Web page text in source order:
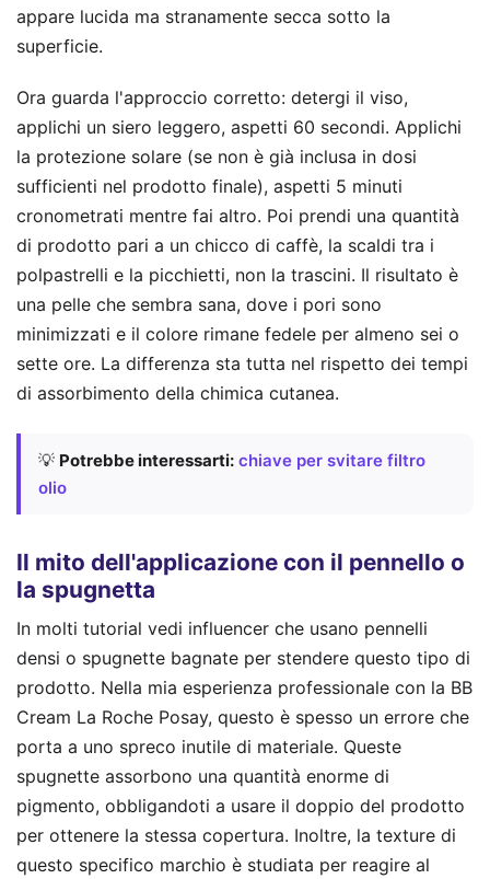
appare lucida ma stranamente secca sotto la
superficie.
Ora guarda l'approccio corretto: detergi il viso,
applichi un siero leggero, aspetti 60 secondi. Applichi
la protezione solare (se non è già inclusa in dosi
sufficienti nel prodotto finale), aspetti 5 minuti
cronometrati mentre fai altro. Poi prendi una quantità
di prodotto pari a un chicco di caffè, la scaldi tra i
polpastrelli e la picchietti, non la trascini. Il risultato è
una pelle che sembra sana, dove i pori sono
minimizzati e il colore rimane fedele per almeno sei o
sette ore. La differenza sta tutta nel rispetto dei tempi
di assorbimento della chimica cutanea.
💡 Potrebbe interessarti: chiave per svitare filtro
olio
Il mito dell'applicazione con il pennello o
la spugnetta
In molti tutorial vedi influencer che usano pennelli
densi o spugnette bagnate per stendere questo tipo di
prodotto. Nella mia esperienza professionale con la BB
Cream La Roche Posay, questo è spesso un errore che
porta a uno spreco inutile di materiale. Queste
spugnette assorbono una quantità enorme di
pigmento, obbligandoti a usare il doppio del prodotto
per ottenere la stessa copertura. Inoltre, la texture di
questo specifico marchio è studiata per reagire al